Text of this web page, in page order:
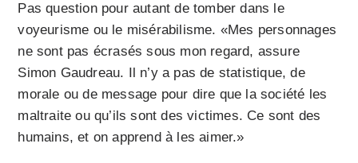
Pas question pour autant de tomber dans le
voyeurisme ou le misérabilisme. «Mes personnages
ne sont pas écrasés sous mon regard, assure
Simon Gaudreau. Il n’y a pas de statistique, de
morale ou de message pour dire que la société les
maltraite ou qu’ils sont des victimes. Ce sont des
humains, et on apprend à les aimer.»